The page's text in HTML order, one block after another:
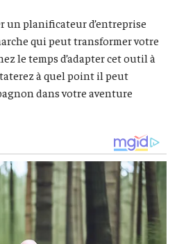
un planificateur d’entreprise
qui peut transformer votre
le temps d’adapter cet outil à
à quel point il peut
dans votre aventure